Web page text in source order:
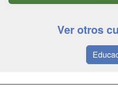
Ver otros